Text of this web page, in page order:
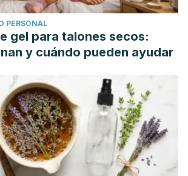
22819764/
PERSONAL
gel para talones secos:
y cuándo pueden ayudar